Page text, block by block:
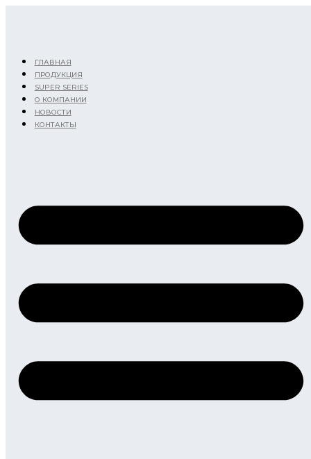
ГЛАВНАЯ
ПРОДУКЦИЯ
SUPER SERIES
О КОМПАНИИ
НОВОСТИ
КОНТАКТЫ